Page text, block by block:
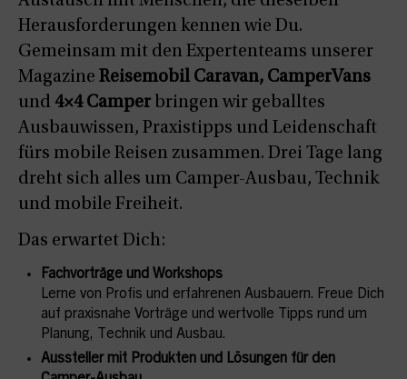
Herausforderungen kennen wie Du.
Gemeinsam mit den Expertenteams unserer
Magazine Reisemobil Caravan, CamperVans
und 4×4 Camper bringen wir geballtes
Ausbauwissen, Praxistipps und Leidenschaft
fürs mobile Reisen zusammen. Drei Tage lang
dreht sich alles um Camper-Ausbau, Technik
und mobile Freiheit.
Das erwartet Dich:
Fachvorträge und Workshops
Lerne von Profis und erfahrenen Ausbauern. Freue Dich
auf praxisnahe Vorträge und wertvolle Tipps rund um
Planung, Technik und Ausbau.
Aussteller mit Produkten und Lösungen für den